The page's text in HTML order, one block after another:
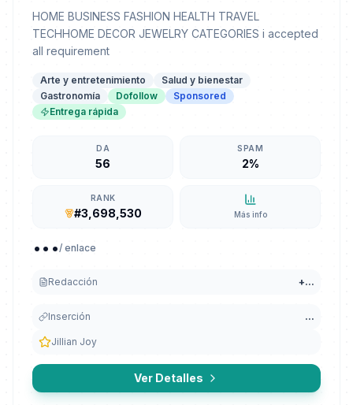
HOME BUSINESS FASHION HEALTH TRAVEL
TECHHOME DECOR JEWELRY CATEGORIES i accepted
all requirement
Arte y entretenimiento
Salud y bienestar
Gastronomía
Dofollow
Sponsored
Entrega rápida
DA
56
SPAM
2%
RANK
#3,698,530 Más info
.../ enlace
Redacción +...
Inserción ...
Jillian Joy
Ver Detalles